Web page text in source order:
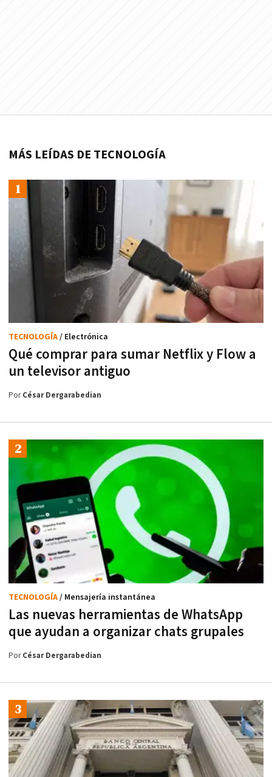
MÁS LEÍDAS DE TECNOLOGÍA
Qué comprar para sumar Netflix y Flow a
un televisor antiguo
TECNOLOGÍA/ Electrónica
PorCésar Dergarabedian
Las nuevas herramientas de WhatsApp
que ayudan a organizar chats grupales
TECNOLOGÍA/ Mensajería instantánea
PorCésar Dergarabedian